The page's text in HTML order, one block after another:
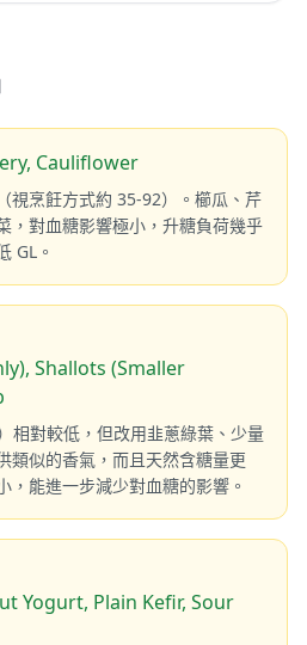
Cauliflower
視烹飪方式約 35-92）。櫛瓜、芹
，對血糖影響極小，升糖負荷幾乎
GL。
Shallots (Smaller
相對較低，但改用韭蔥綠葉、少量
類似的香氣，而且天然含糖量更
，能進一步減少對血糖的影響。
Yogurt, Plain Kefir, Sour